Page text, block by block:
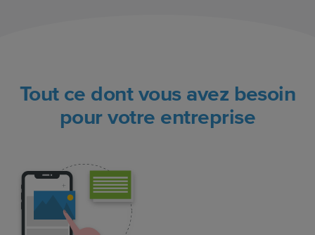
Tout ce dont vous avez besoin
pour votre entreprise